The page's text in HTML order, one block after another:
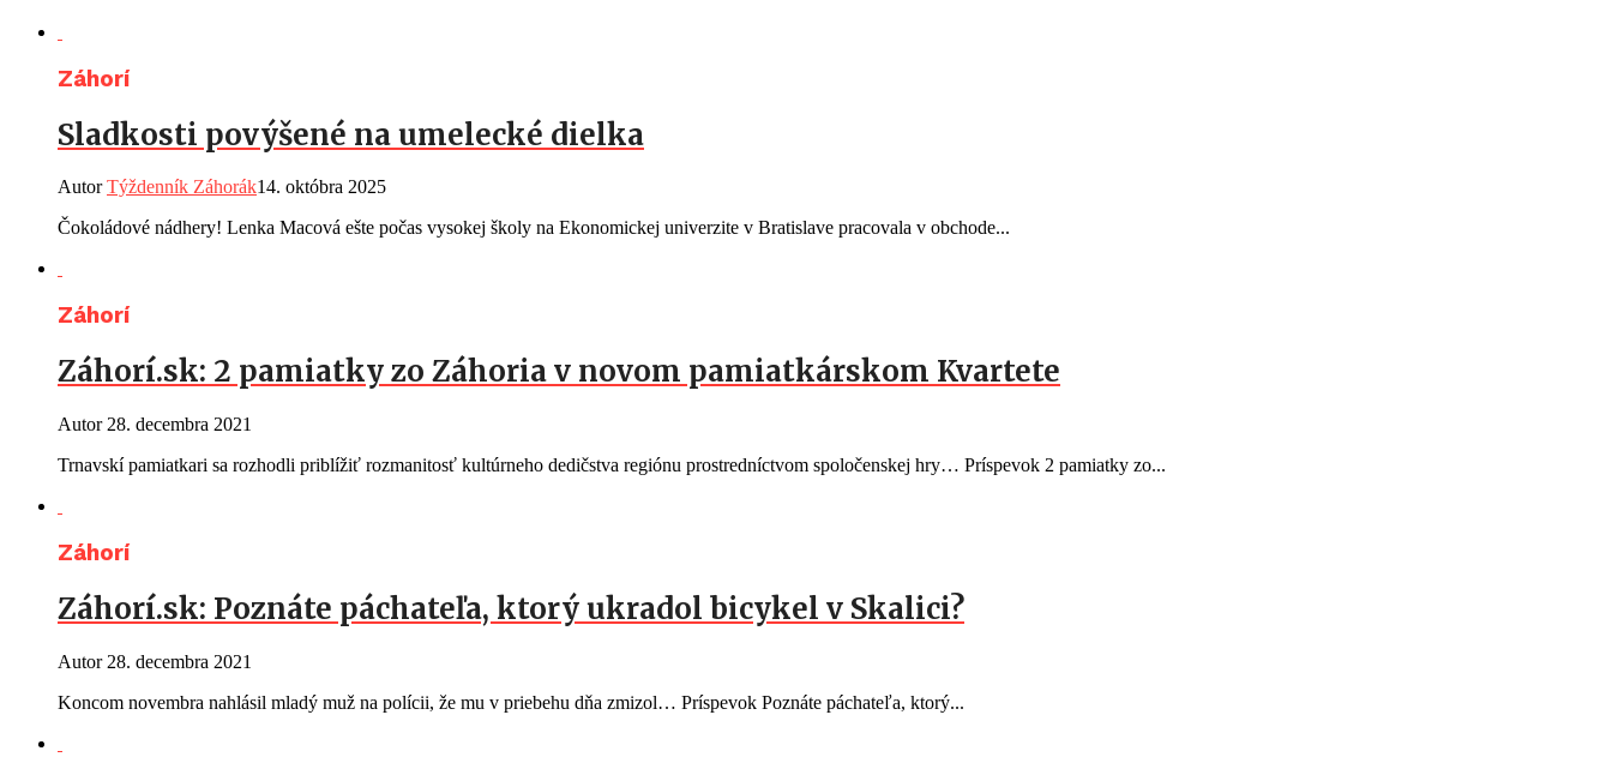
Záhorí
Sladkosti povýšené na umelecké dielka
AutorTýždenník Záhorák14. októbra 2025
Čokoládové nádhery! Lenka Macová ešte počas vysokej školy na Ekonomickej univerzite v Bratislave pracovala v obchode...
Záhorí
Záhorí.sk: 2 pamiatky zo Záhoria v novom pamiatkárskom Kvartete
Autor 28. decembra 2021
Trnavskí pamiatkari sa rozhodli priblížiť rozmanitosť kultúrneho dedičstva regiónu prostredníctvom spoločenskej hry… Príspevok 2 pamiatky zo...
Záhorí
Záhorí.sk: Poznáte páchateľa, ktorý ukradol bicykel v Skalici?
Autor 28. decembra 2021
Koncom novembra nahlásil mladý muž na polícii, že mu v priebehu dňa zmizol… Príspevok Poznáte páchateľa, ktorý...